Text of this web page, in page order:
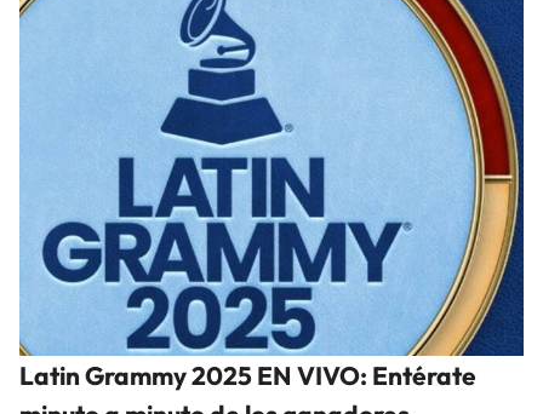
Latin Grammy 2025 EN VIVO: Entérate